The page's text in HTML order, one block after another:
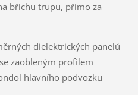
břichu trupu, přímo za
dielektrických panelů
zaobleným profilem
hlavního podvozku